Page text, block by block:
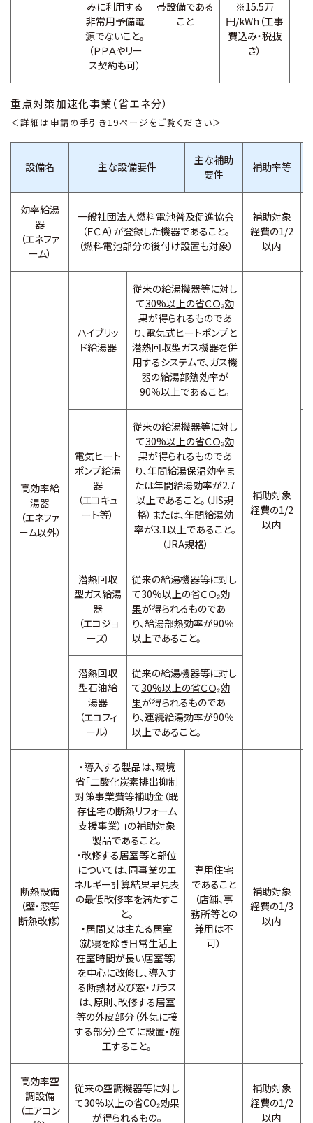
みに利用する
非常用予備電
源でないこと。
（ＰＰＡやリー
ス契約も可）
帯設備である
こと
※15.5万
円/kWh（工事
費込み・税抜
き）
重点対策加速化事業（省エネ分）
＜詳細は 申請の手引き19ページをご覧ください＞
設備名 主な設備要件
主な補助
要件
補助率等
効率給湯
器
（エネファ
ーム）
一般社団法人燃料電池普及促進協会
（ＦＣＡ）が登録した機器であること。
（燃料電池部分の後付け設置も対象）
補助対象
経費の1/2
以内
高効率給
湯器
（エネファ
ーム以外）
ハイブリッ
ド給湯器
従来の給湯機器等に対し
て30%以上の省ＣＯ₂効
果が得られるものであ
り、電気式ヒートポンプと
潜熱回収型ガス機器を併
用するシステムで、ガス機
器の給湯部熱効率が
90％以上であること。
補助対象
経費の1/2
以内
電気ヒート
ポンプ給湯
器
（エコキュ
ート等）
従来の給湯機器等に対し
て30%以上の省ＣＯ₂効
果が得られるものであ
り、年間給湯保温効率ま
たは年間給湯効率が2.7
以上であること。（JIS規
格）または、年間給湯効
率が3.1以上であること。
（JRA規格）
潜熱回収
型ガス給湯
器
（エコジョ
ーズ）
従来の給湯機器等に対し
て30%以上の省ＣＯ₂効
果が得られるものであ
り、給湯部熱効率が90％
以上であること。
潜熱回収
型石油給
湯器
（エコフィ
ール）
従来の給湯機器等に対し
て30%以上の省ＣＯ₂効
果が得られるものであ
り、連続給湯効率が90％
以上であること。
断熱設備
（壁・窓等
断熱改修）
・導入する製品は、環境
省「二酸化炭素排出抑制
対策事業費等補助金（既
存住宅の断熱リフォーム
支援事業）」の補助対象
製品であること。
・改修する居室等と部位
については、同事業のエ
ネルギー計算結果早見表
の最低改修率を満たすこ
と。
・居間又は主たる居室
（就寝を除き日常生活上
在室時間が長い居室等）
を中心に改修し、導入す
る断熱材及び窓・ガラス
は、原則、改修する居室
等の外皮部分（外気に接
する部分）全てに設置・施
工すること。
専用住宅
であること
（店舗、事
務所等との
兼用は不
可）
補助対象
経費の1/3
以内
高効率空
調設備
（エアコン
従来の空調機器等に対し
て30%以上の省CO₂効果
が得られるもの。
補助対象
経費の1/2
以内